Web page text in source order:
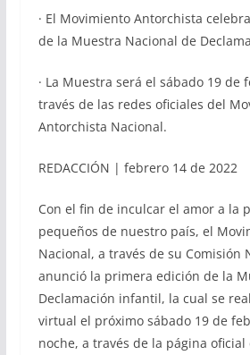
· El Movimiento Antorchista
de la Muestra Nacional de
· La Muestra será el sábado 19 de
través de las redes oficiales del
Antorchista Nacional.
REDACCIÓN | febrero 14 de 2022
Con el fin de inculcar el amor a la
pequeños de nuestro país, el
Nacional, a través de su Comisión
anunció la primera edición de la
Declamación infantil, la cual se
virtual el próximo sábado 19 de
noche, a través de la página oficial